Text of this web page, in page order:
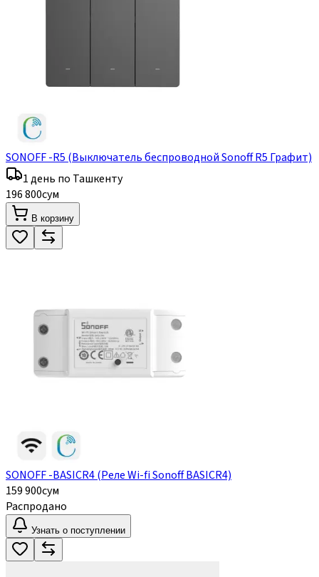
SONOFF -R5 (Выключатель беспроводной Sonoff R5 Графит)
1 день по Ташкенту
196 800сум
В корзину
SONOFF -BASICR4 (Реле Wi-fi Sonoff BASICR4)
159 900сум
Распродано
Узнать о поступлении